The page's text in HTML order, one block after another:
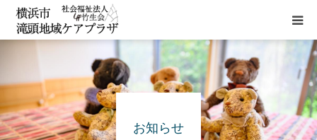
お知らせ
施設概要